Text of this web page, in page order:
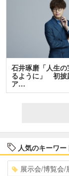
石井琢磨「人生
るように」 初披
ア…
人気のキーワー
展示会/博覧会/